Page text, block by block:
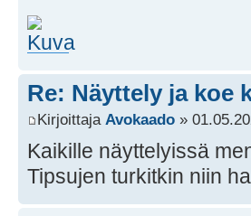
Re: Näyttely ja koe
Kirjoittaja Avokaado »
Kaikille näyttelyissä
Tipsujen turkitkin niin